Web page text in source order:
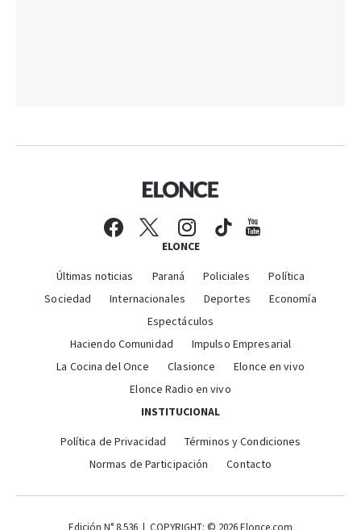
ELONCE
Últimas noticias Paraná Policiales
Política
Sociedad
Internacionales Deportes
Economía
Espectáculos
Haciendo Comunidad
Impulso Empresarial
La Cocina del Once
Clasionce
Elonce en vivo
Elonce Radio en vivo
INSTITUCIONAL
Política de Privacidad
Términos y Condiciones
Normas de Participación
Contacto